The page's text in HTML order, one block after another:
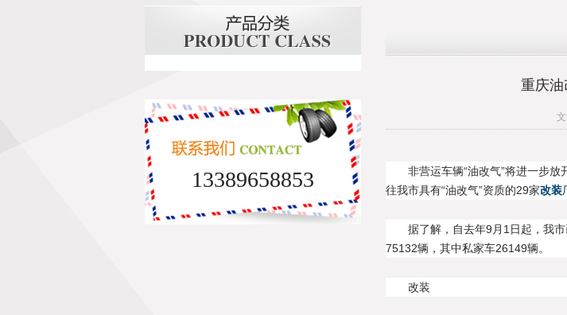
13389658853
重庆
非营运车辆“油改气”将进一步
往我市具有“油改气”资质的29家改装
据了解，自去年9月1日起，我
75132辆，其中私家车26149辆。
改装